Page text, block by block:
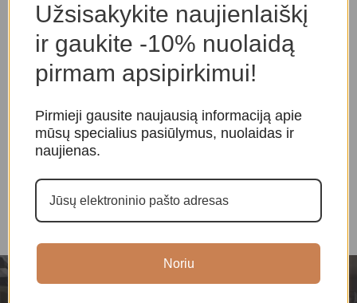
Užsisakykite naujienlaiškį
ir gaukite -10% nuolaidą
pirmam apsipirkimui!
Pirmieji gausite naujausią informaciją apie
mūsų specialius pasiūlymus, nuolaidas ir
naujienas.
Noriu